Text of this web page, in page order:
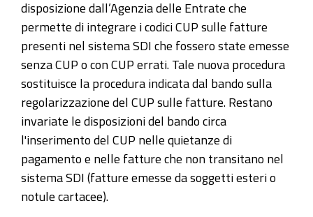
disposizione dall’Agenzia delle Entrate che
permette di integrare i codici CUP sulle fatture
presenti nel sistema SDI che fossero state emesse
senza CUP o con CUP errati. Tale nuova procedura
sostituisce la procedura indicata dal bando sulla
regolarizzazione del CUP sulle fatture. Restano
invariate le disposizioni del bando circa
l'inserimento del CUP nelle quietanze di
pagamento e nelle fatture che non transitano nel
sistema SDI (fatture emesse da soggetti esteri o
notule cartacee).